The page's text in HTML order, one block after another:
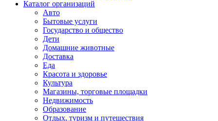
Каталог организаций
Авто
Бытовые услуги
Государство и общество
Дети
Домашние животные
Доставка
Еда
Красота и здоровье
Культура
Магазины, торговые площадки
Недвижимость
Образование
Отдых, туризм и путешествия